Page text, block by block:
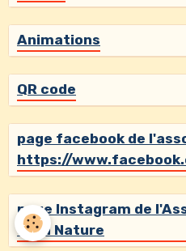
Animations
QR code
page facebook de
https://
page Instagram de
de la Nature